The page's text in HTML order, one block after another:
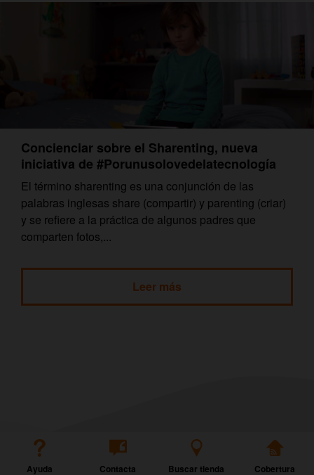
Concienciar sobre el Sharenting, nueva
iniciativa de #Porunusolovedelatecnología
El término sharenting es una conjunción de las
palabras inglesas share (compartir) y parenting (criar)
y se refiere a la práctica de algunos padres que
comparten fotos,...
Leer más
Ayuda Contacta Buscar tienda Cobertura